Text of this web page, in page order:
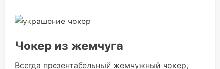
Чокер из жемчуга
Всегда презентабельный жемчужный чокер,